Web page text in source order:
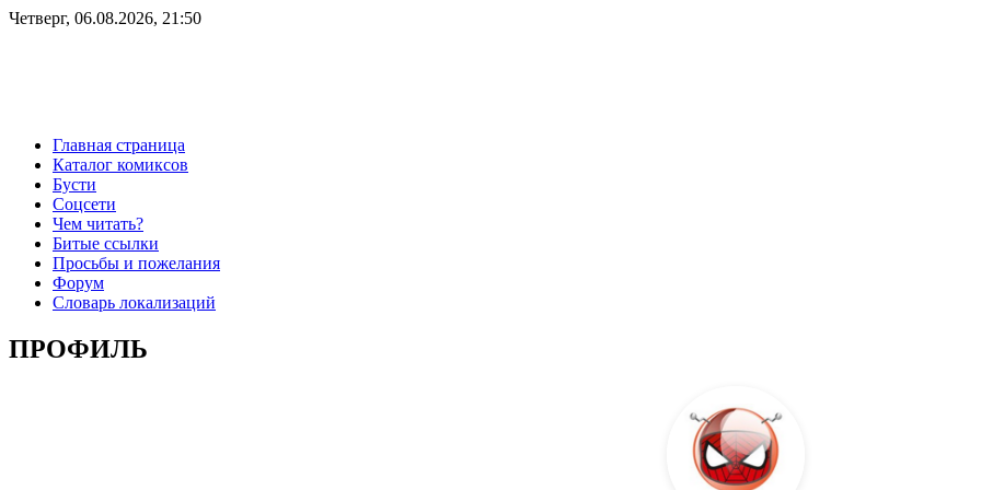
Четверг, 06.08.2026, 21:50
Главная страница
Каталог комиксов
Бусти
Соцсети
Чем читать?
Битые ссылки
Просьбы и пожелания
Форум
Словарь локализаций
ПРОФИЛЬ